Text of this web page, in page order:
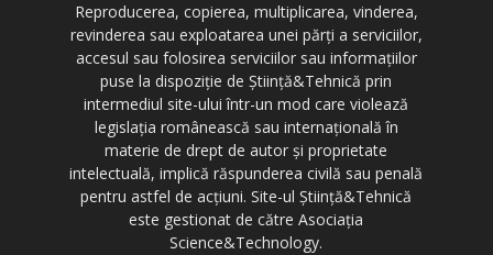
Reproducerea, copierea, multiplicarea, vinderea,
revinderea sau exploatarea unei părți a serviciilor,
accesul sau folosirea serviciilor sau informațiilor
puse la dispoziție de Știință&Tehnică prin
intermediul site-ului într-un mod care violează
legislația românească sau internațională în
materie de drept de autor și proprietate
intelectuală, implică răspunderea civilă sau penală
pentru astfel de acțiuni. Site-ul Știință&Tehnică
este gestionat de către Asociația
Science&Technology.